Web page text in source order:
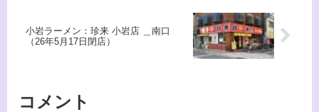
小岩ラーメン：珍来 小岩店 ＿南口
（26年5月17日閉店）
コメント